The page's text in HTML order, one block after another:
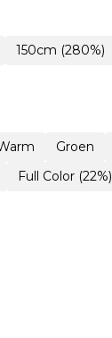
150cm (280%)
Groen
Full Color (22%)